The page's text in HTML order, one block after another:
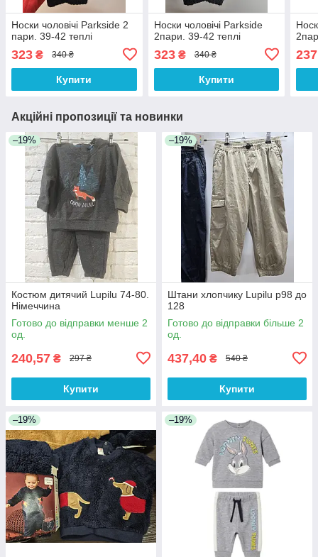
Носки чоловічі Parkside 2
пари. 39-42 теплі
323 ₴ 340 ₴
Купити
Носки чоловічі Parkside
2пари. 39-42 теплі
323₴ 340 ₴
Купити
Акційні пропозиції та новинки
–19%
Костюм дитячий Lupilu 74-80.
Німеччина
Готово до відправки менше 2
од.
240,57 ₴ 297 ₴
Купити
–19%
Штани хлопчику Lupilu р98 до
128
Готово до відправки більше 2
од.
437,40 ₴ 540 ₴
Купити
–19% –19%